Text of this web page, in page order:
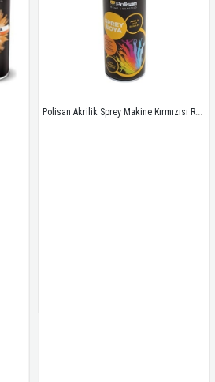
Polisan Akrilik Sprey Makine Kırmızısı Ral 2002 Polisan